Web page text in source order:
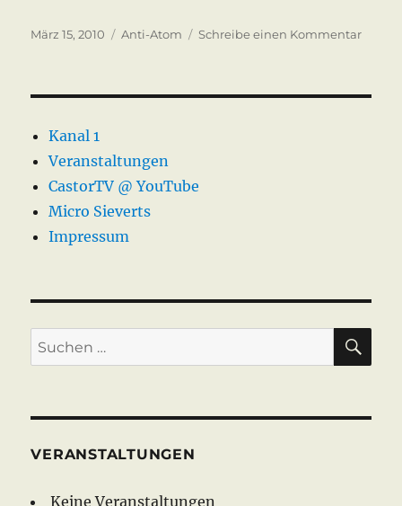
Veröffentlicht
März 15, 2010 Kategorien
Anti-Atom Schreibe einen Kommentarzu
Kanal 1
Veranstaltungen
CastorTV @ YouTube
Micro Sieverts
Impressum
Suche
nach:
VERANSTALTUNGEN
Keine Veranstaltungen